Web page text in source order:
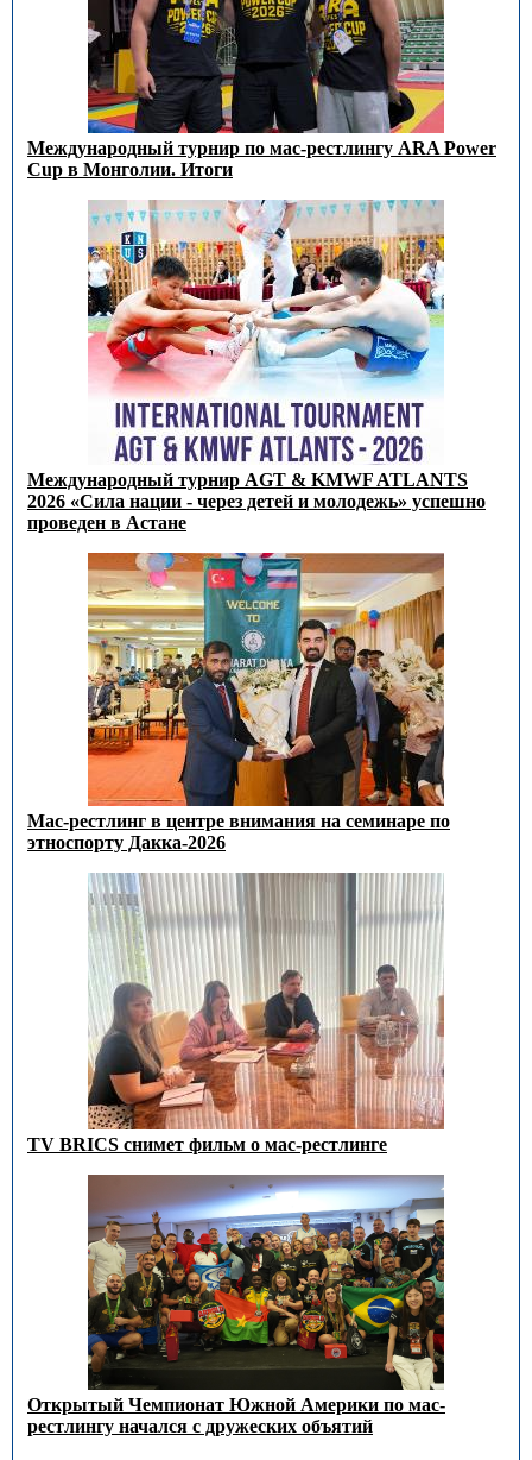
Международный турнир по мас-рестлингу ARA Power
Cup в Монголии. Итоги
Международный турнир AGT & KMWF ATLANTS
2026 «Сила нации - через детей и молодежь» успешно
проведен в Астане
Мас-рестлинг в центре внимания на семинаре по
этноспорту Дакка-2026
TV BRICS снимет фильм о мас-рестлинге
Открытый Чемпионат Южной Америки по мас-
рестлингу начался с дружеских объятий